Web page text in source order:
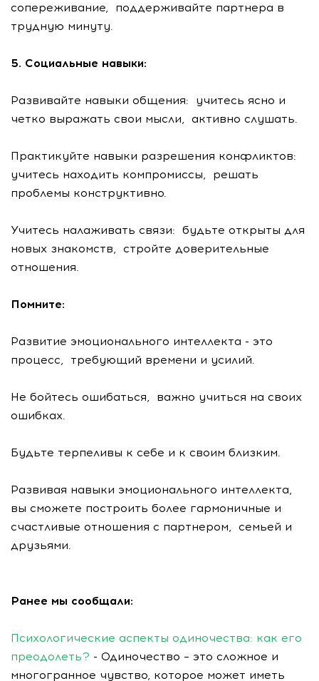
сопереживание, поддерживайте партнера в
трудную минуту.
5. Социальные навыки:
Развивайте навыки общения: учитесь ясно и
четко выражать свои мысли, активно слушать.
Практикуйте навыки разрешения конфликтов:
учитесь находить компромиссы, решать
проблемы конструктивно.
Учитесь налаживать связи: будьте открыты для
новых знакомств, стройте доверительные
отношения.
Помните:
Развитие эмоционального интеллекта - это
процесс, требующий времени и усилий.
Не бойтесь ошибаться, важно учиться на своих
ошибках.
Будьте терпеливы к себе и к своим близким.
Развивая навыки эмоционального интеллекта,
вы сможете построить более гармоничные и
счастливые отношения с партнером, семьей и
друзьями.
Ранее мы сообщали:
Психологические аспекты одиночества: как его
преодолеть? - Одиночество – это сложное и
многогранное чувство, которое может иметь